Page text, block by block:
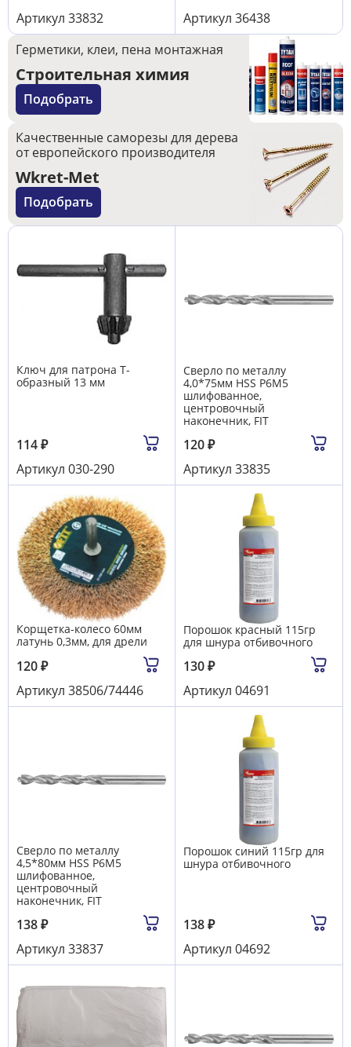
Артикул 33832
Артикул 36438
Герметики, клеи, пена монтажная
Строительная химия
Подобрать
Качественные саморезы для дерева
от европейского производителя
Wkret-Met
Подобрать
Ключ для патрона Т-
образный 13 мм
114₽
Артикул 030-290
Сверло по металлу
4,0*75мм HSS Р6М5
шлифованное,
центровочный
наконечник, FIT
120₽
Артикул 33835
Корщетка-колесо 60мм
латунь 0,3мм, для дрели
120₽
Артикул 38506/74446
Порошок красный 115гр
для шнура отбивочного
130₽
Артикул 04691
Сверло по металлу
4,5*80мм HSS Р6М5
шлифованное,
центровочный
наконечник, FIT
138₽
Артикул 33837
Порошок синий 115гр для
шнура отбивочного
138₽
Артикул 04692